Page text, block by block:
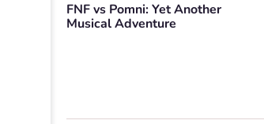
FNF vs Pomni: Yet Another
Musical Adventure